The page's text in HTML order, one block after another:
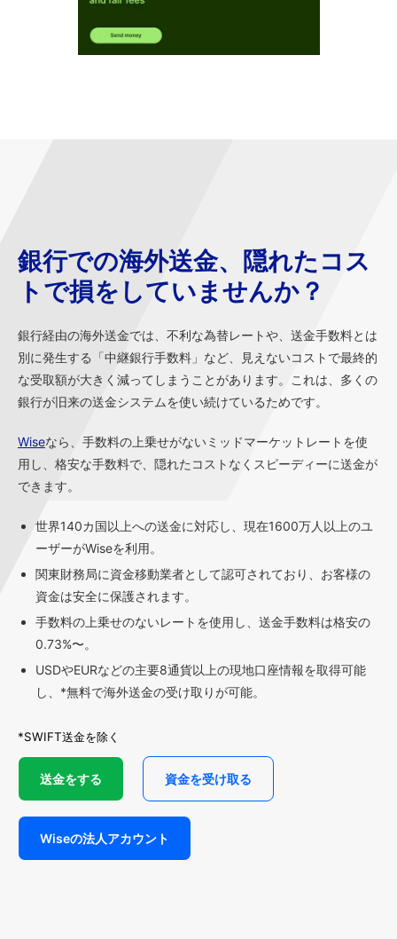
銀行での海外送金、隠れたコス
トで損をしていませんか？
銀行経由の海外送金では、不利な為替レートや、送金手数料とは
別に発生する「中継銀行手数料」など、見えないコストで最終的
な受取額が大きく減ってしまうことがあります。これは、多くの
銀行が旧来の送金システムを使い続けているためです。
Wiseなら、手数料の上乗せがないミッドマーケットレートを使
用し、格安な手数料で、隠れたコストなくスピーディーに送金が
できます。
世界140カ国以上への送金に対応し、現在1600万人以上のユ
ーザーがWiseを利用。
関東財務局に資金移動業者として認可されており、お客様の
資金は安全に保護されます。
手数料の上乗せのないレートを使用し、送金手数料は格安の
0.73%〜。
USDやEURなどの主要8通貨以上の現地口座情報を取得可能
し、*無料で海外送金の受け取りが可能。
*SWIFT送金を除く
送金をする 資金を受け取る
Wiseの法人アカウント